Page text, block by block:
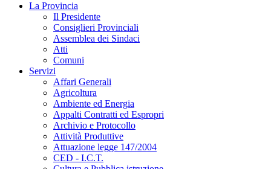
La Provincia
Il Presidente
Consiglieri Provinciali
Assemblea dei Sindaci
Atti
Comuni
Servizi
Affari Generali
Agricoltura
Ambiente ed Energia
Appalti Contratti ed Espropri
Archivio e Protocollo
Attività Produttive
Attuazione legge 147/2004
CED - I.C.T.